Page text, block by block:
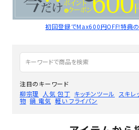
初回登録でMax600円OFF!特典
注目のキーワード
柳宗理 人気 包丁 キッチンツール スキレ
物 鍋 電気 軽い フライパン